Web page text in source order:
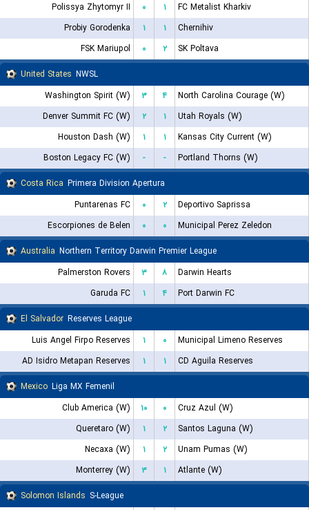
Polissya Zhytomyr II
۰ ۱
FC Metalist Kharkiv
Probiy Gorodenka
۱ ۱
Chernihiv
FSK Mariupol
۰ ۲
SK Poltava
United States NWSL
Washington Spirit (W)
۳ ۴
North Carolina Courage (W)
Denver Summit FC (W)
۲ ۱
Utah Royals (W)
Houston Dash (W)
۱ ۱
Kansas City Current (W)
Boston Legacy FC (W)
- -
Portland Thorns (W)
Costa Rica Primera Division Apertura
Puntarenas FC
۰ ۲
Deportivo Saprissa
Escorpiones de Belen
۰ ۰
Municipal Perez Zeledon
Australia Northern Territory Darwin Premier League
Palmerston Rovers
۳ ۸
Darwin Hearts
Garuda FC
۱ ۴
Port Darwin FC
El Salvador Reserves League
Luis Angel Firpo Reserves
۱ ۰
Municipal Limeno Reserves
AD Isidro Metapan Reserves
۱ ۱
CD Aguila Reserves
Mexico Liga MX Femenil
Club America (W)
۱۰ ۰
Cruz Azul (W)
Queretaro (W)
۱ ۲
Santos Laguna (W)
Necaxa (W)
۱ ۲
Unam Pumas (W)
Monterrey (W)
۳ ۱
Atlante (W)
Solomon Islands S-League